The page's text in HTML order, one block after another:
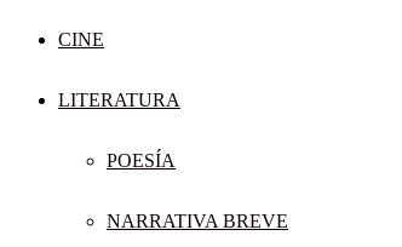
CINE
LITERATURA
POESÍA
NARRATIVA BREVE